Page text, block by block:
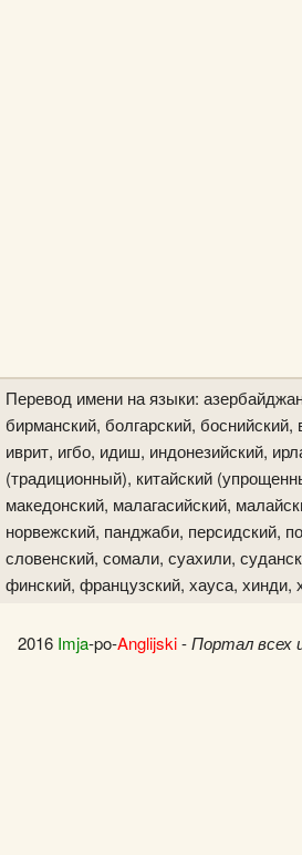
Перевод имени на языки:
бирманский, болгарский, боснийский,
иврит, игбо, идиш, индонезийский,
(традиционный), китайский
македонский, малагасийский,
норвежский, панджаби, персидский,
словенский, сомали, суахили,
финский, французский, хауса, хинди,
2016 Imja-po-Anglijski-Портал всех